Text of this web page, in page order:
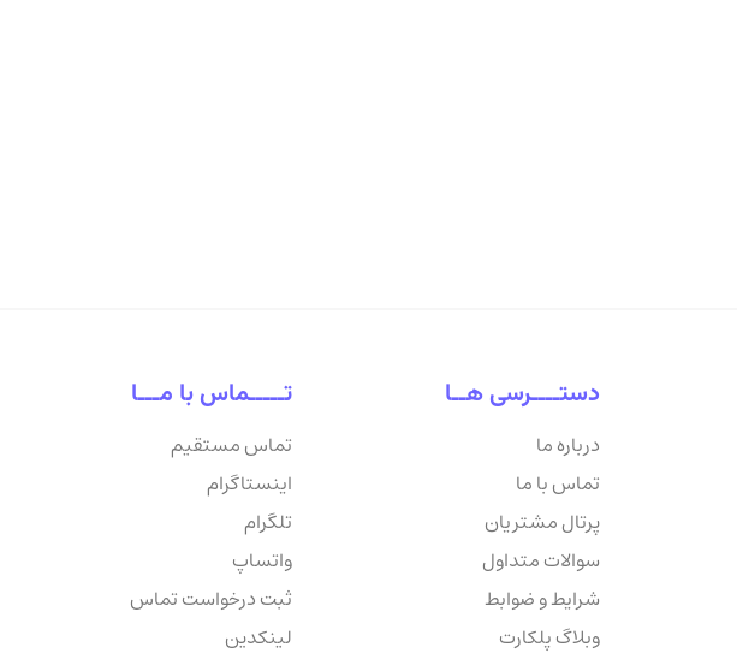
دستــــرسی هــا
درباره ما
تماس با ما
پرتال مشتریان
سوالات متداول
شرایط و ضوابط
وبلاگ پلکارت
تـــــماس با مـــا
تماس مستقیم
اینستاگرام
تلگرام
واتساپ
ثبت درخواست تماس
لینکدین